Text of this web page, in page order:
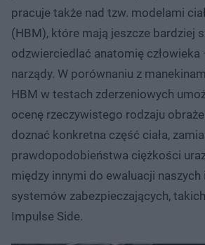
pracuje także nad tzw. modelami
(HBM), które mają jeszcze bardziej
odzwierciedlać anatomię człowieka
narządy. W porównaniu z
HBM w testach zderzeniowych
ocenę rzeczywistego rodzaju
doznać konkretna część ciała,
prawdopodobieństwa ciężkości
między innymi do ewaluacji naszych
systemów zabezpieczających,
Impulse Side.